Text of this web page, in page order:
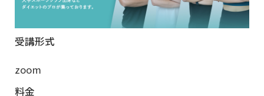
受講形式
zoom
料金